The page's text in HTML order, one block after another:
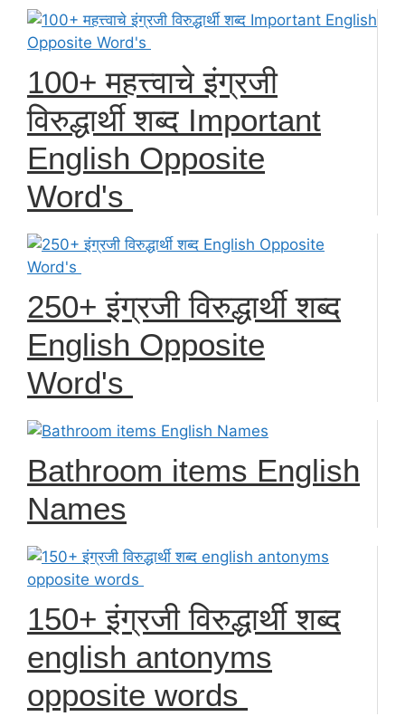
100+ महत्त्वाचे इंग्रजी
विरुद्धार्थी शब्द Important
English Opposite
Word's
250+ इंग्रजी विरुद्धार्थी शब्द
English Opposite
Word's
Bathroom items English
Names
150+ इंग्रजी विरुद्धार्थी शब्द
english antonyms
opposite words